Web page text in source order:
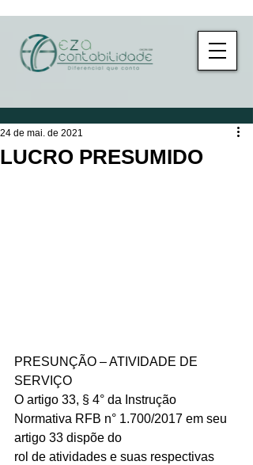
LUCRO PRESUMIDO
24 de mai. de 2021
PRESUNÇÃO – ATIVIDADE DE
SERVIÇO
O artigo 33, § 4° da Instrução
Normativa RFB n° 1.700/2017 em seu
artigo 33 dispõe do
rol de atividades e suas respectivas